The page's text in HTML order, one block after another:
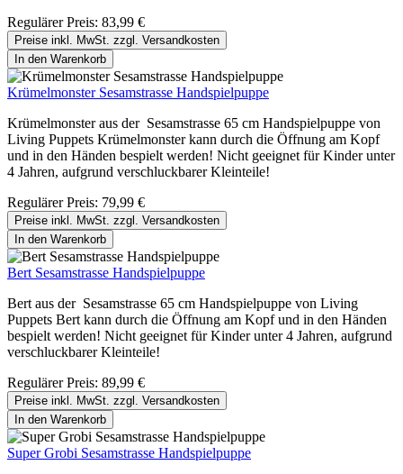
Regulärer Preis: 83,99 €
Preise inkl. MwSt. zzgl. Versandkosten
In den Warenkorb
Krümelmonster Sesamstrasse Handspielpuppe
Krümelmonster aus der Sesamstrasse 65 cm Handspielpuppe von
Living Puppets Krümelmonster kann durch die Öffnung am Kopf
und in den Händen bespielt werden! Nicht geeignet für Kinder unter
4 Jahren, aufgrund verschluckbarer Kleinteile!
Regulärer Preis: 79,99 €
Preise inkl. MwSt. zzgl. Versandkosten
In den Warenkorb
Bert Sesamstrasse Handspielpuppe
Bert aus der Sesamstrasse 65 cm Handspielpuppe von Living
Puppets Bert kann durch die Öffnung am Kopf und in den Händen
bespielt werden! Nicht geeignet für Kinder unter 4 Jahren, aufgrund
verschluckbarer Kleinteile!
Regulärer Preis: 89,99 €
Preise inkl. MwSt. zzgl. Versandkosten
In den Warenkorb
Super Grobi Sesamstrasse Handspielpuppe